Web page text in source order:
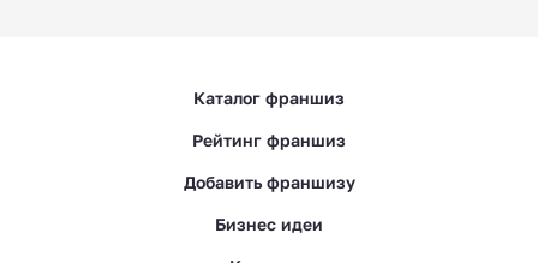
Каталог франшиз
Рейтинг франшиз
Добавить франшизу
Бизнес идеи